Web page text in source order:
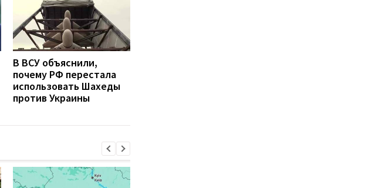
В ВСУ объяснили,
почему РФ перестала
использовать Шахеды
против Украины